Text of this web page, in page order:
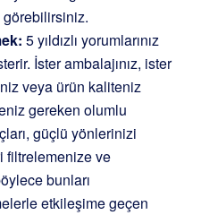
görebilirsiniz.
5 yıldızlı yorumlarınız
İster ambalajınız, ister
veya ürün kaliteniz
gereken olumlu
güçlü yönlerinizi
filtrelemenize ve
bunları
etkileşime geçen